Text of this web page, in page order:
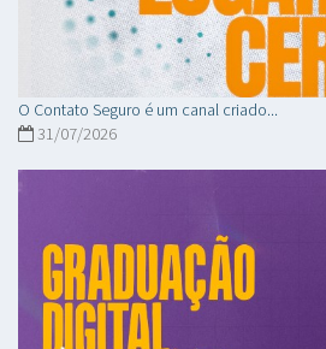
O Contato Seguro é um canal criado...
31/07/2026